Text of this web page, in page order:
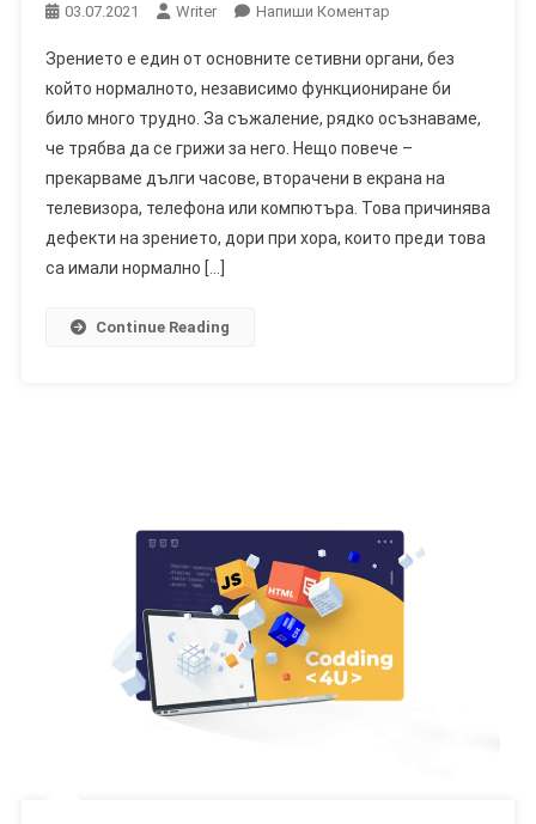
03.07.2021 Writer Напиши КоментарOn
–
Ревюта,
Строителство,
Експлоатация,
Магазин,
Където
Да
Зрението е един от основните сетивни органи, без
който нормалното, независимо функциониране би
било много трудно. За съжаление, рядко осъзнаваме,
че трябва да се грижи за него. Нещо повече –
прекарваме дълги часове, вторачени в екрана на
телевизора, телефона или компютъра. Това причинява
дефекти на зрението, дори при хора, които преди това
са имали нормално […]
Continue Reading